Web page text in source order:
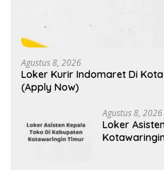
Agustus 8, 2026
Loker Kurir Indomaret Di
(Apply Now)
Agustus 8, 2026
Loker